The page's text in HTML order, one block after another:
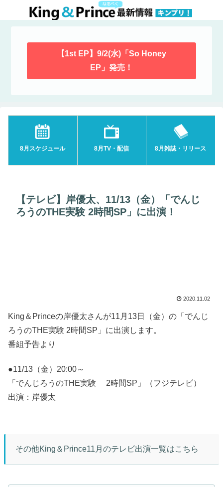
【1st EP】9/2(水)「So Honey
EP」発売！
8月スケジュール 8月TV・配信 8月雑誌・リリース
【テレビ】岸優太、11/13（金）「でんじ
ろうのTHE実験 2時間SP」に出演！
2020.11.02
King＆Princeの岸優太さんが11月13日（金）の「でんじ
ろうのTHE実験 2時間SP」に出演します。
番組予告より
●11/13（金）20:00～
「でんじろうのTHE実験 2時間SP」（フジテレビ）
出演：岸優太
その他King＆Prince11月のテレビ出演一覧はこちら